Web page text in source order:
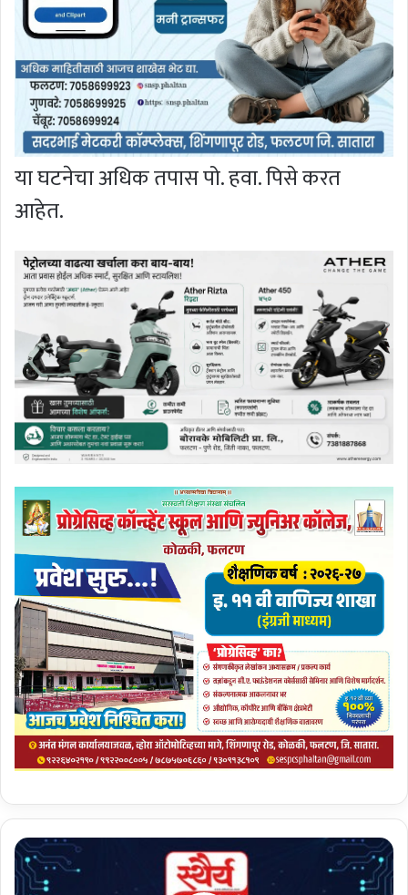
या घटनेचा अधिक तपास पो. हवा. पिसे करत
आहेत.
ह
नु